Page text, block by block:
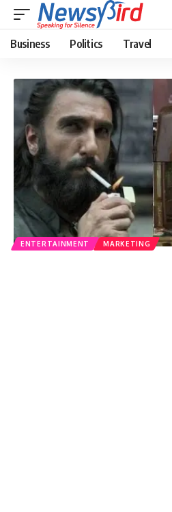
Business Politics Travel
ENTERTAINMENT MARKETING